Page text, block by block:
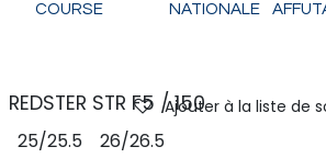
COURSE
NATIONALE
REDSTER STR F5 / 150
25/25.5 26/26.5
Ajouter à la liste de